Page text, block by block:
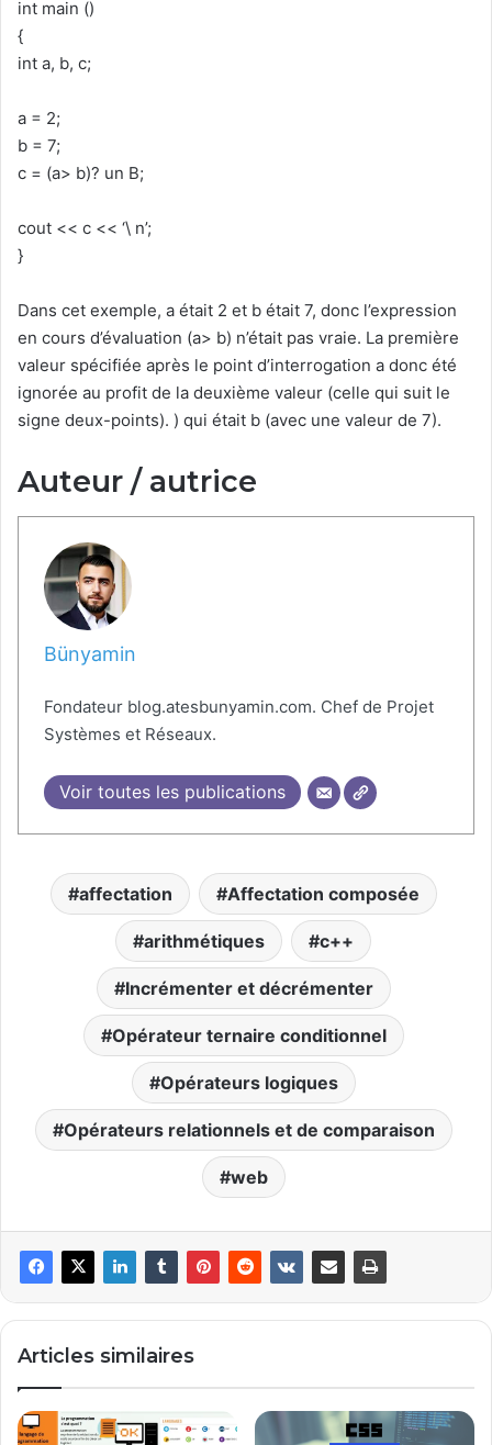
int main ()
{
int a, b, c;
a = 2;
b = 7;
c = (a> b)? un B;
cout << c << ‘\ n’;
}
Dans cet exemple, a était 2 et b était 7, donc l’expression
en cours d’évaluation (a> b) n’était pas vraie. La première
valeur spécifiée après le point d’interrogation a donc été
ignorée au profit de la deuxième valeur (celle qui suit le
signe deux-points). ) qui était b (avec une valeur de 7).
Auteur / autrice
Bünyamin
Fondateur blog.atesbunyamin.com. Chef de Projet
Systèmes et Réseaux.
Voir toutes les publications
affectation Affectation composée
arithmétiques c++
Incrémenter et décrémenter
Opérateur ternaire conditionnel
Opérateurs logiques
Opérateurs relationnels et de comparaison
web
Articles similaires